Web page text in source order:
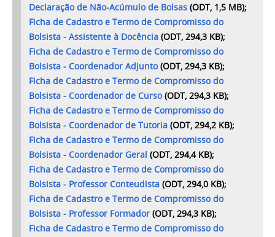
Declaração de Não-Acúmulo de Bolsas (ODT, 1,5 MB);
Ficha de Cadastro e Termo de Compromisso do
Bolsista - Assistente à Docência (ODT, 294,3 KB);
Ficha de Cadastro e Termo de Compromisso do
Bolsista - Coordenador Adjunto(ODT, 294,3 KB);
Ficha de Cadastro e Termo de Compromisso do
Bolsista - Coordenador de Curso(ODT, 294,3 KB);
Ficha de Cadastro e Termo de Compromisso do
Bolsista - Coordenador de Tutoria (ODT, 294,2 KB);
Ficha de Cadastro e Termo de Compromisso do
Bolsista - Coordenador Geral (ODT, 294,4 KB);
Ficha de Cadastro e Termo de Compromisso do
Bolsista - Professor Conteudista (ODT, 294,0 KB);
Ficha de Cadastro e Termo de Compromisso do
Bolsista - Professor Formador (ODT, 294,3 KB);
Ficha de Cadastro e Termo de Compromisso do